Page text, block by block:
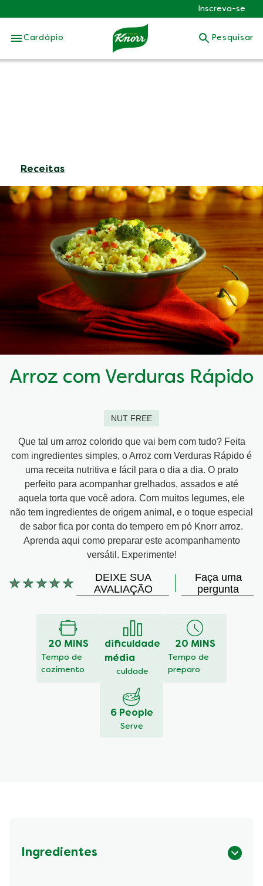
Skip to:
Inscreva-se
Cardápio Pesquisar
Receitas
Arroz com Verduras Rápido
NUT FREE
Que tal um arroz colorido que vai bem com tudo? Feita
com ingredientes simples, o Arroz com Verduras Rápido é
uma receita nutritiva e fácil para o dia a dia. O prato
perfeito para acompanhar grelhados, assados e até
aquela torta que você adora. Com muitos legumes, ele
não tem ingredientes de origem animal, e o toque especial
de sabor fica por conta do tempero em pó Knorr arroz.
Aprenda aqui como preparar este acompanhamento
versátil. Experimente!
Nenhuma
DEIXE SUA
AVALIAÇÃO
Faça uma
pergunta
20 MINS
Tempo de
cozimento
dificuldade
média
culdade
20 MINS
Tempo de
preparo
6 People
Serve
Ingredientes